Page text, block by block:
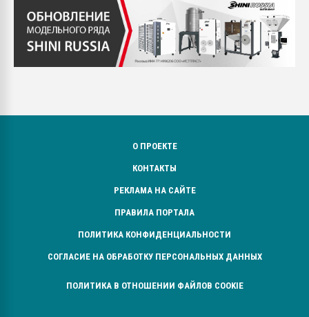
О ПРОЕКТЕ
КОНТАКТЫ
РЕКЛАМА НА САЙТЕ
ПРАВИЛА ПОРТАЛА
ПОЛИТИКА КОНФИДЕНЦИАЛЬНОСТИ
СОГЛАСИЕ НА ОБРАБОТКУ ПЕРСОНАЛЬНЫХ ДАННЫХ
ПОЛИТИКА В ОТНОШЕНИИ ФАЙЛОВ COOKIE